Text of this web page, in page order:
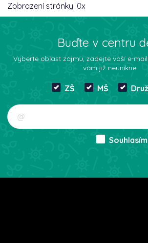
Zobrazení stránky: 0x
Buďte v centru
Vyberte oblast zájmu, zadejte vaší e-
vám již neunikne
ZŠ MŠ